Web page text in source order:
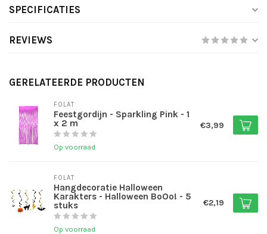
SPECIFICATIES
REVIEWS
GERELATEERDE PRODUCTEN
FOLAT
Feestgordijn - Sparkling Pink - 1
x 2 m
Op voorraad
€3,99
FOLAT
Hangdecoratie Halloween
Karakters - Halloween BoOo! - 5
stuks
Op voorraad
€2,19